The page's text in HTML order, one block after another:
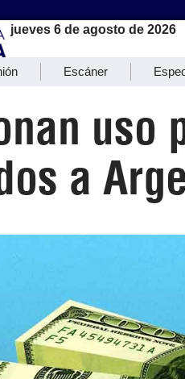
jueves 6 de agosto de 2026
Escáner
uso
a